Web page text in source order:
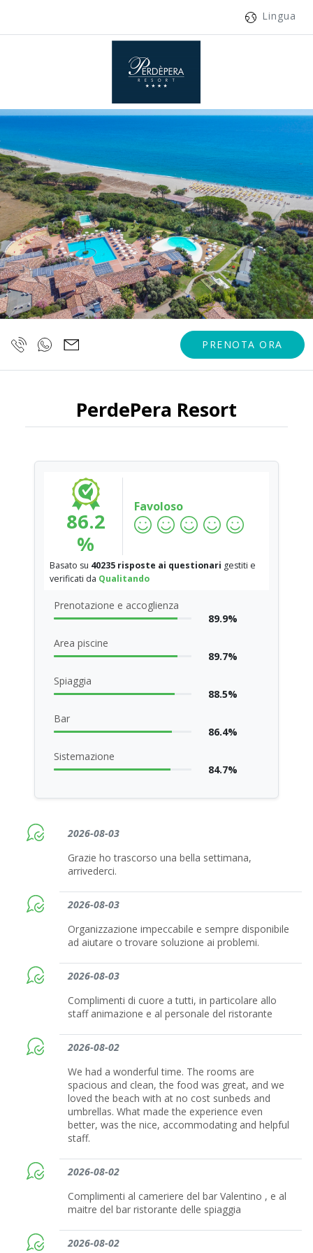
Lingua
PRENOTA ORA
PerdePera Resort
2026-08-03
Grazie ho trascorso una bella settimana,
arrivederci.
2026-08-03
Organizzazione impeccabile e sempre disponibile
ad aiutare o trovare soluzione ai problemi.
2026-08-03
Complimenti di cuore a tutti, in particolare allo
staff animazione e al personale del ristorante
2026-08-02
We had a wonderful time. The rooms are
spacious and clean, the food was great, and we
loved the beach with at no cost sunbeds and
umbrellas. What made the experience even
better, was the nice, accommodating and helpful
staff.
2026-08-02
Complimenti al cameriere del bar Valentino , e al
maitre del bar ristorante delle spiaggia
2026-08-02
86.2
%
Favoloso
Basato su 40235 risposte ai questionari gestiti e
verificati da Qualitando
Prenotazione e accoglienza
89.9%
Area piscine
89.7%
Spiaggia
88.5%
Bar
86.4%
Sistemazione
84.7%